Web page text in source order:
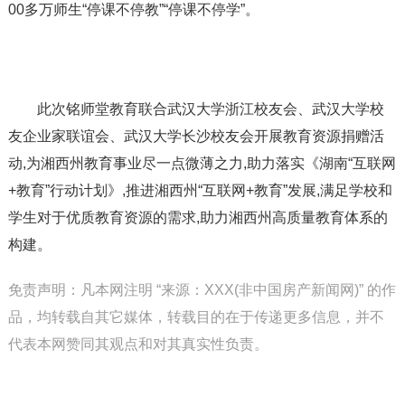
00多万师生“停课不停教”“停课不停学”。
此次铭师堂教育联合武汉大学浙江校友会、武汉大学校
友企业家联谊会、武汉大学长沙校友会开展教育资源捐赠活
动,为湘西州教育事业尽一点微薄之力,助力落实《湖南“互联网
+教育”行动计划》,推进湘西州“互联网+教育”发展,满足学校和
学生对于优质教育资源的需求,助力湘西州高质量教育体系的
构建。
免责声明：凡本网注明 “来源：XXX(非中国房产新闻网)” 的作
品，均转载自其它媒体，转载目的在于传递更多信息，并不
代表本网赞同其观点和对其真实性负责。